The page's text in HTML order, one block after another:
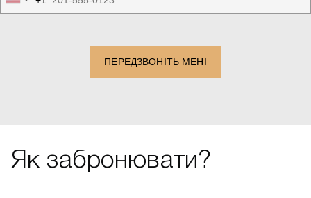
States
ПЕРЕДЗВОНІТЬ МЕНІ
Як забронювати?